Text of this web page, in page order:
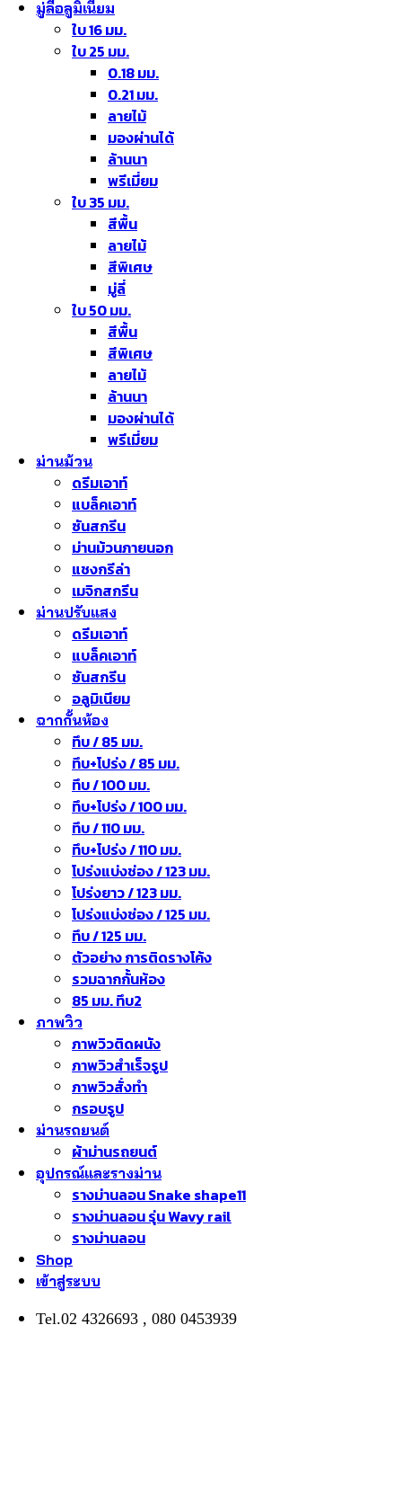
มู่ลี่อลูมิเนียม
ใบ 16 มม.
ใบ 25 มม.
0.18 มม.
0.21 มม.
ลายไม้
มองผ่านได้
ล้านนา
พรีเมี่ยม
ใบ 35 มม.
สีพื้น
ลายไม้
สีพิเศษ
มู่ลี่
ใบ 50 มม.
สีพื้น
สีพิเศษ
ลายไม้
ล้านนา
มองผ่านได้
พรีเมี่ยม
ม่านม้วน
ดรีมเอาท์
แบล็คเอาท์
ซันสกรีน
ม่านม้วนภายนอก
แชงกรีล่า
เมจิกสกรีน
ม่านปรับแสง
ดรีมเอาท์
แบล็คเอาท์
ซันสกรีน
อลูมิเนียม
ฉากกั้นห้อง
ทึบ / 85 มม.
ทึบ+โปร่ง / 85 มม.
ทึบ / 100 มม.
ทึบ+โปร่ง / 100 มม.
ทึบ / 110 มม.
ทึบ+โปร่ง / 110 มม.
โปร่งแบ่งช่อง / 123 มม.
โปร่งยาว / 123 มม.
โปร่งแบ่งช่อง / 125 มม.
ทึบ / 125 มม.
ตัวอย่าง การติดรางโค้ง
รวมฉากกั้นห้อง
85 มม. ทึบ2
ภาพวิว
ภาพวิวติดผนัง
ภาพวิวสำเร็จรูป
ภาพวิวสั่งทำ
กรอบรูป
ม่านรถยนต์
ผ้าม่านรถยนต์
อุปกรณ์และรางม่าน
รางม่านลอน Snake shape11
รางม่านลอน รุ่น Wavy rail
รางม่านลอน
Shop
เข้าสู่ระบบ
Tel.02 4326693 , 080 0453939